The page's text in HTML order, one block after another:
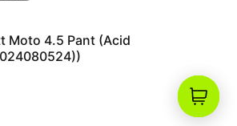
Moto 4.5 Pant (Acid